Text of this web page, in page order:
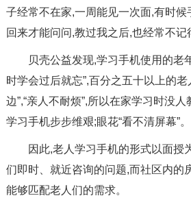
子经常不在家,一周能见一次面,有时候
回来才能问问,教过我之后,也经常不记
贝壳公益发现,学习手机使用的老年
时学会过后就忘”,百分之五十以上的
边”,“亲人不耐烦”,所以在家学习时没人
学习手机步步维艰;眼花“看不清屏幕”。
因此,老人学习手机的形式以面授
们即时、就近咨询的问题,而社区内的
能够匹配老人们的需求。